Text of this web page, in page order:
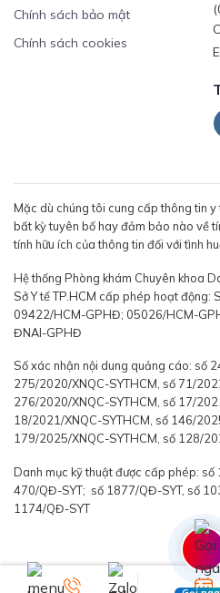
Chính sách bảo mật
Chính sách cookies
Mặc dù chúng tôi cung cấp thông tin
bất kỳ tuyên bố hay đảm bảo nào về
tính hữu ích của thông tin đối với tình
Hệ thống Phòng khám Chuyên khoa
Sở Y tế TP.HCM cấp phép hoạt động:
09422/HCM-GPHĐ; 05026/HCM-
ĐNAI-GPHĐ
Số xác nhận nội dung quảng cáo: số
275/2020/XNQC-SYTHCM, số 71/
276/2020/XNQC-SYTHCM, số 17/
18/2021/XNQC-SYTHCM, số 146/
179/2025/XNQC-SYTHCM, số 128/
Danh mục kỹ thuật được cấp phép:
470/QĐ-SYT; số 1877/QĐ-SYT, số
1174/QĐ-SYT